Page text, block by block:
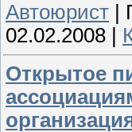
Автоюрист
02.02.2008
Открытое